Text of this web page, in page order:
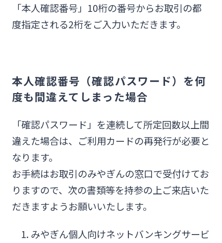
「本人確認番号」10桁の番号からお取引の都
度指定される2桁をご入力いただきます。
本人確認番号（確認パスワード）を何
度も間違えてしまった場合
「確認パスワード」を連続して所定回数以上間
違えた場合は、ご利用カードの再発行が必要と
なります。
お手続はお取引のみやぎんの窓口で受付けてお
りますので、次の書類等を持参の上ご来店いた
だきますようお願いいたします。
みやぎん個人向けネットバンキングサービ